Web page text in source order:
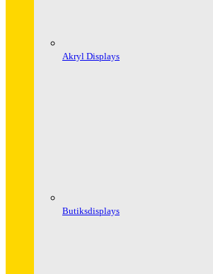
Akryl Displays
Butiksdisplays